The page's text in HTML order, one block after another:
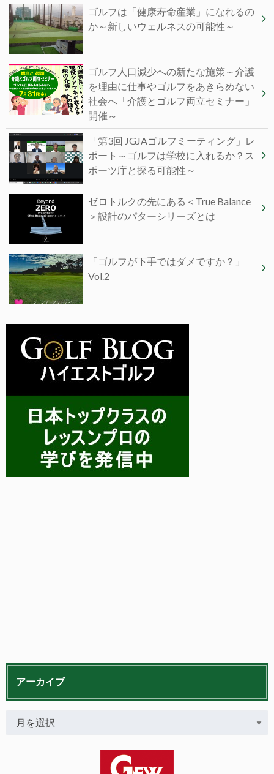
ゴルフは「健康寿命産業」になれるの
か～新しいウェルネスの可能性～
ゴルフ人口減少への新たな施策～介護
を理由に仕事やゴルフをあきらめない
社会へ「介護とゴルフ両立セミナー」
開催～
「第3回 JGJAゴルフミーティング」レ
ポート～ゴルフは学校に入れるか？ス
ポーツ庁と探る可能性～
ゼロトルクの先にある＜True Balance
＞設計のパターシリーズとは
「ゴルフが下手ではダメですか？」
Vol.2
アーカイブ